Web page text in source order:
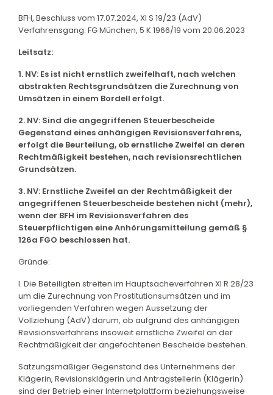
BFH, Beschluss vom 17.07.2024, XI S 19/23 (AdV)
Verfahrensgang: FG München, 5 K 1966/19 vom 20.06.2023
Leitsatz:
1. NV: Es ist nicht ernstlich zweifelhaft, nach welchen
abstrakten Rechtsgrundsätzen die Zurechnung von
Umsätzen in einem Bordell erfolgt.
2. NV: Sind die angegriffenen Steuerbescheide
Gegenstand eines anhängigen Revisionsverfahrens,
erfolgt die Beurteilung, ob ernstliche Zweifel an deren
Rechtmäßigkeit bestehen, nach revisionsrechtlichen
Grundsätzen.
3. NV: Ernstliche Zweifel an der Rechtmäßigkeit der
angegriffenen Steuerbescheide bestehen nicht (mehr),
wenn der BFH im Revisionsverfahren des
Steuerpflichtigen eine Anhörungsmitteilung gemäß §
126a FGO beschlossen hat.
Gründe:
I. Die Beteiligten streiten im Hauptsacheverfahren XI R 28/23
um die Zurechnung von Prostitutionsumsätzen und im
vorliegenden Verfahren wegen Aussetzung der
Vollziehung (AdV) darum, ob aufgrund des anhängigen
Revisionsverfahrens insoweit ernstliche Zweifel an der
Rechtmäßigkeit der angefochtenen Bescheide bestehen.
Satzungsmäßiger Gegenstand des Unternehmens der
Klägerin, Revisionsklägerin und Antragstellerin (Klägerin)
sind der Betrieb einer Internetplattform beziehungsweise